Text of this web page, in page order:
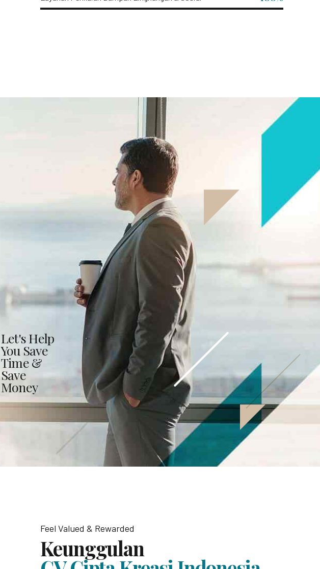
Let's Help
You Save
Time &
Save
Money
Feel Valued & Rewarded
Keunggulan